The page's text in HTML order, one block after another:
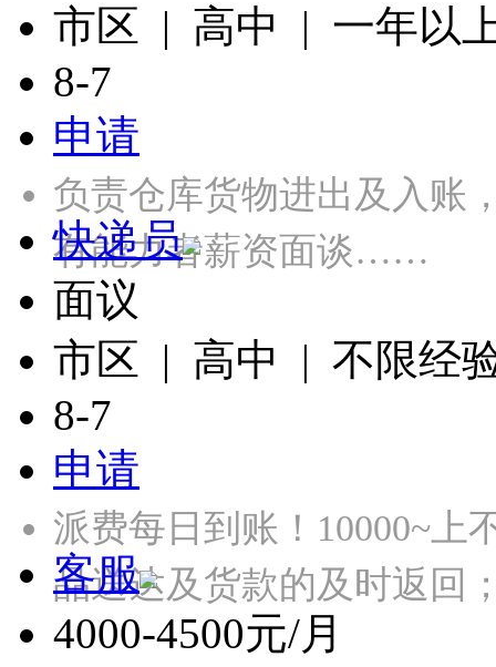
市区 | 高中 | 一年以
8-7
申请
负责仓库货物进出及入账
有能力者薪资面谈……
快递员
面议
市区 | 高中 | 不限经
8-7
申请
派费每日到账！10000~上
品送达及货款的及时返
客服
4000-4500元/月